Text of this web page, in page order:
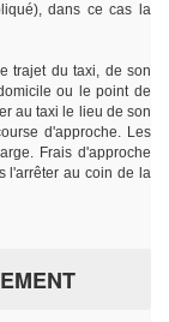
dans ce cas la
trajet du taxi, de son
ou le point de
au taxi le lieu de son
d'approche. Les
Frais d'approche
l'arrêter au coin de la